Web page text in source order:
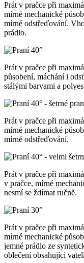
Prát v pračce při
mírné mechanické
mírné odstřeďování.
prádlo.
Prát v pračce při
působení, máchání i
stálými barvami a
Prát v pračce při
mírné mechanické
mírné odstřeďování.
Prát v pračce při
v pračce, mírné
nesmí se ždímat ručně.
Prát v pračce při
mírné mechanické
jemné prádlo ze
oblečení obsahující